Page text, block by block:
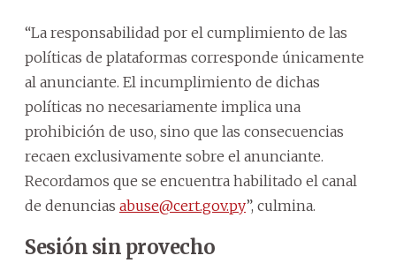
“La responsabilidad por el cumplimiento de las
políticas de plataformas corresponde únicamente
al anunciante. El incumplimiento de dichas
políticas no necesariamente implica una
prohibición de uso, sino que las consecuencias
recaen exclusivamente sobre el anunciante.
Recordamos que se encuentra habilitado el canal
de denuncias abuse@cert.gov.py”, culmina.
Sesión sin provecho